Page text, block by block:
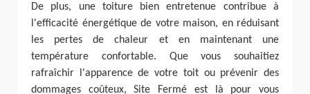
De plus, une toiture bien entretenue contribue à
l'efficacité énergétique de votre maison, en réduisant
les pertes de chaleur et en maintenant une
température confortable. Que vous souhaitiez
rafraîchir l'apparence de votre toit ou prévenir des
dommages coûteux, Site Fermé est là pour vous